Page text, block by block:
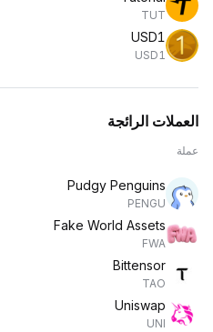
TUT
USD1
USD1
العملات الرائجة
عملة
Pudgy Penguins
PENGU
Fake World Assets
FWA
Bittensor
TAO
Uniswap
UNI